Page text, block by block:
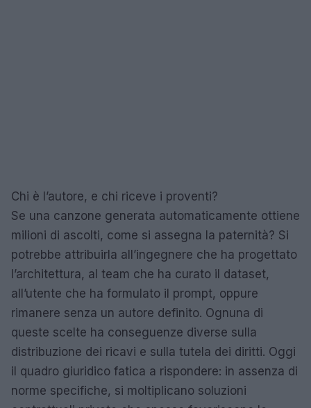
Chi è l’autore, e chi riceve i proventi?
Se una canzone generata automaticamente ottiene
milioni di ascolti, come si assegna la paternità? Si
potrebbe attribuirla all’ingegnere che ha progettato
l’architettura, al team che ha curato il dataset,
all’utente che ha formulato il prompt, oppure
rimanere senza un autore definito. Ognuna di
queste scelte ha conseguenze diverse sulla
distribuzione dei ricavi e sulla tutela dei diritti. Oggi
il quadro giuridico fatica a rispondere: in assenza di
norme specifiche, si moltiplicano soluzioni